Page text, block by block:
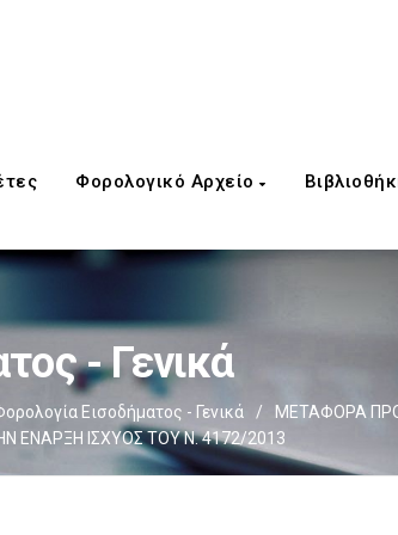
Φορολογικό Αρχείο
- Γενικά
Εισοδήματος - Γενικά /
ΜΕΤΑΦΟΡΑ
ΕΝΑΡΞΗ ΙΣΧΥΟΣ ΤΟΥ Ν. 4172/2013